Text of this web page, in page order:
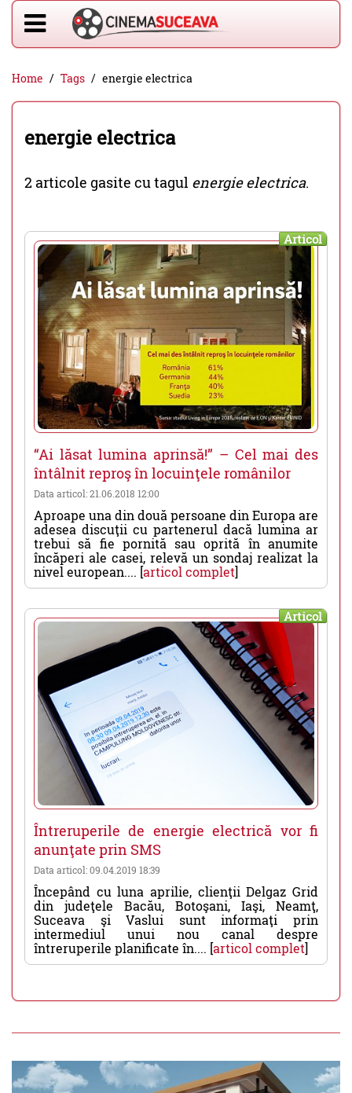
Home Tags energie electrica
energie electrica
2 articole gasite cu tagul energie electrica.
Articol
“Ai lăsat lumina aprinsă!” – Cel mai des
întâlnit reproş în locuinţele românilor
Data articol: 21.06.2018 12:00
Aproape una din două persoane din Europa are
adesea discuţii cu partenerul dacă lumina ar
trebui să fie pornită sau oprită în anumite
încăperi ale casei, relevă un sondaj realizat la
nivel european.... [articol complet]
Articol
Întreruperile de energie electrică vor fi
anunţate prin SMS
Data articol: 09.04.2019 18:39
Începând cu luna aprilie, clienţii Delgaz Grid
din judeţele Bacău, Botoşani, Iaşi, Neamţ,
Suceava şi Vaslui sunt informaţi prin
intermediul unui nou canal despre
întreruperile planificate în.... [articol complet]